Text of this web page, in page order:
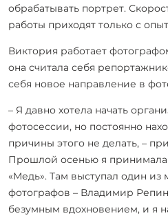
обрабатывать портрет.
работы приходят только с
Виктория работает
она считала себя
себя новое направление в
– Я давно хотела начать
фотосессии, но постоянно
причины этого не делать, –
Прошлой осенью я принимала
«Медь». Там выступал один
фотографов – Владимир
безумным вдохновением, и я